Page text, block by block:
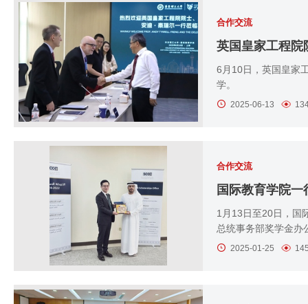
合作交流
英国皇家工程院
6月10日，英国皇家
学。
2025-06-13
合作交流
国际教育学院
1月13日至20日，国
总统事务部奖学金
2025-01-25